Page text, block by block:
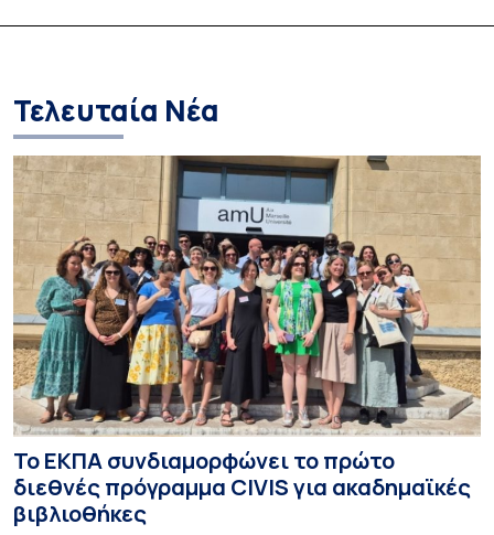
Τελευταία Νέα
Το ΕΚΠΑ συνδιαμορφώνει το πρώτο
διεθνές πρόγραμμα CIVIS για ακαδημαϊκές
βιβλιοθήκες